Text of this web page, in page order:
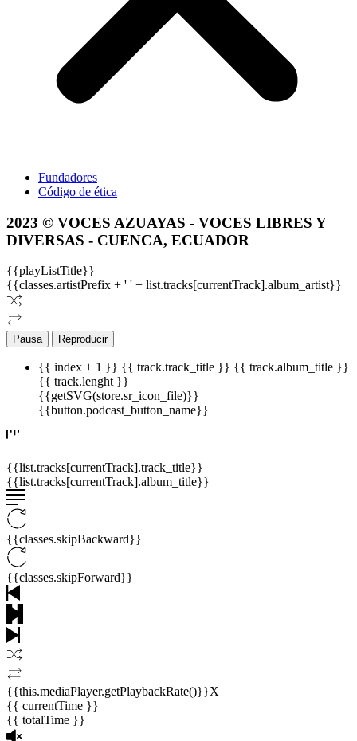
Fundadores
Código de ética
2023 © VOCES AZUAYAS - VOCES LIBRES Y
DIVERSAS - CUENCA, ECUADOR
{{playListTitle}}
{{classes.artistPrefix + ' ' + list.tracks[currentTrack].album_artist}}
Pausa Reproducir
{{ index + 1 }} {{ track.track_title }} {{ track.album_title }}
{{ track.lenght }}
{{getSVG(store.sr_icon_file)}}
{{button.podcast_button_name}}
{{list.tracks[currentTrack].track_title}}
{{list.tracks[currentTrack].album_title}}
{{classes.skipBackward}}
{{classes.skipForward}}
{{this.mediaPlayer.getPlaybackRate()}}X
{{ currentTime }}
{{ totalTime }}